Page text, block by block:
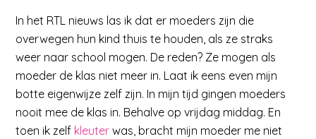
In het RTL nieuws las ik dat er moeders zijn die
overwegen hun kind thuis te houden, als ze straks
weer naar school mogen. De reden? Ze mogen als
moeder de klas niet meer in. Laat ik eens even mijn
botte eigenwijze zelf zijn. In mijn tijd gingen moeders
nooit mee de klas in. Behalve op vrijdag middag. En
toen ik zelf kleuter was, bracht mijn moeder me niet